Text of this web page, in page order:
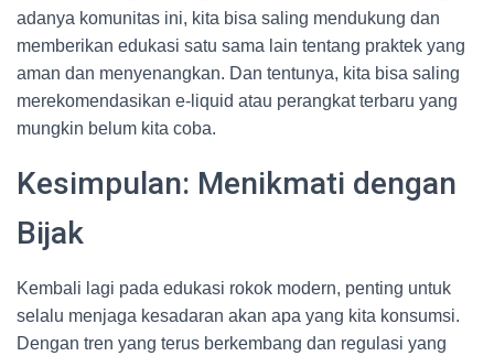
adanya komunitas ini, kita bisa saling mendukung dan
memberikan edukasi satu sama lain tentang praktek yang
aman dan menyenangkan. Dan tentunya, kita bisa saling
merekomendasikan e-liquid atau perangkat terbaru yang
mungkin belum kita coba.
Kesimpulan: Menikmati dengan
Bijak
Kembali lagi pada edukasi rokok modern, penting untuk
selalu menjaga kesadaran akan apa yang kita konsumsi.
Dengan tren yang terus berkembang dan regulasi yang